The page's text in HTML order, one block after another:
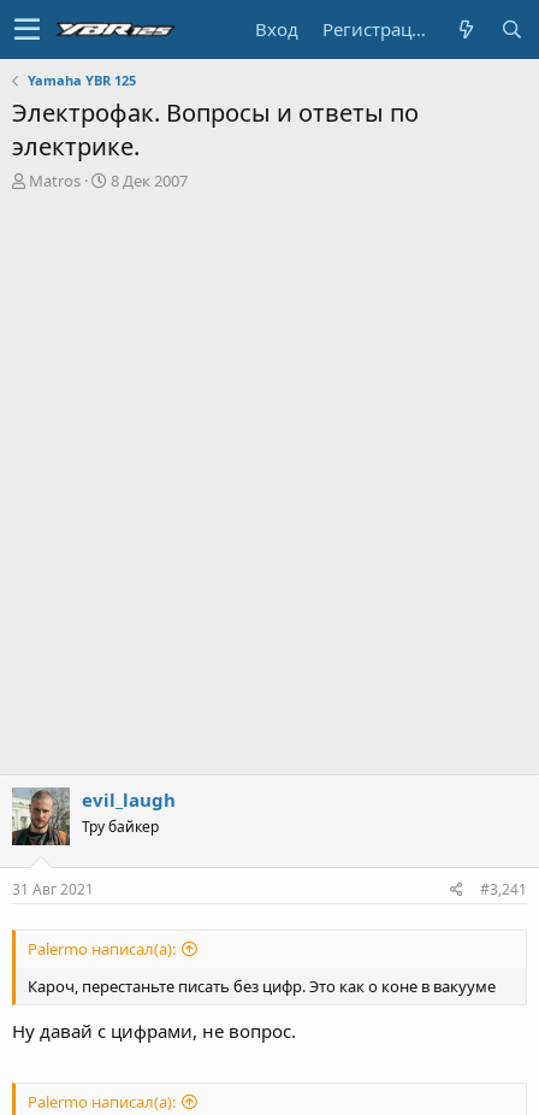
Вход Регистрация
Yamaha YBR 125
Электрофак. Вопросы и ответы по
электрике.
А
Matros
Д
8 Дек 2007
evil_laugh
Тру байкер
31 Авг 2021 #3,241
Palermo написал(а):
Кароч, перестаньте писать без цифр. Это как о коне в вакууме
Ну давай с цифрами, не вопрос.
Palermo написал(а):